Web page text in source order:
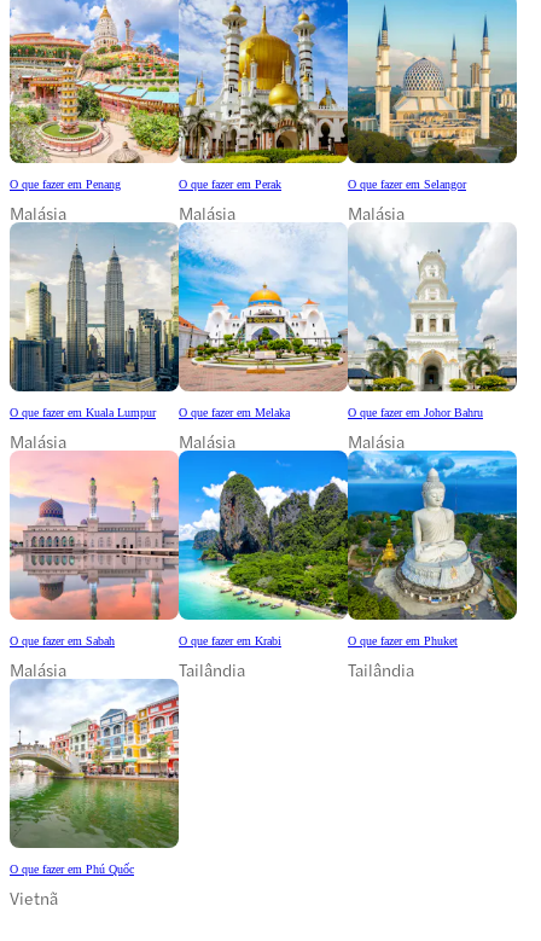
O que fazer em Penang
Malásia
O que fazer em Perak
Malásia
O que fazer em Selangor
Malásia
O que fazer em Kuala Lumpur
Malásia
O que fazer em Melaka
Malásia
O que fazer em Johor Bahru
Malásia
O que fazer em Sabah
Malásia
O que fazer em Krabi
Tailândia
O que fazer em Phuket
Tailândia
O que fazer em Phú Quốc
Vietnã